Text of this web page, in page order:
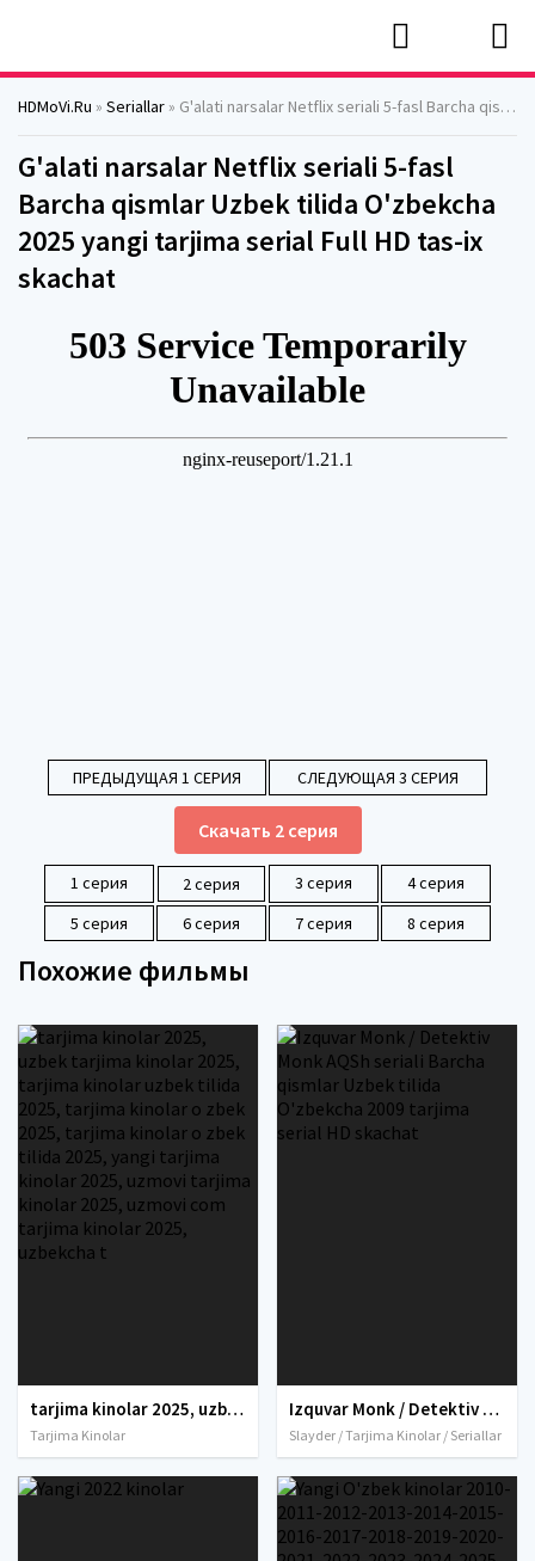
HDMoVi.Ru » Seriallar » G'alati narsalar Netflix seriali 5-fasl Barcha qismlar Uzbek tilida O'zbekcha 2025 yangi tarjima serial Full HD tas-ix skachat
G'alati narsalar Netflix seriali 5-fasl
Barcha qismlar Uzbek tilida O'zbekcha
2025 yangi tarjima serial Full HD tas-ix
skachat
ПРЕДЫДУЩАЯ 1 СЕРИЯ СЛЕДУЮЩАЯ 3 СЕРИЯ
Скачать 2 серия
1 серия 2 серия 3 серия
4 серия
5 серия
6 серия 7 серия 8 серия
Похожие фильмы
tarjima kinolar 2025, uzbek tarjima kinolar 2025, tarjima kinolar uzbek tilida 2025, tarjima kinolar o zbek 2025, tarjima kinolar o zbek tilida 2025, yangi tarjima kinolar 2025, uzmovi tarjima kinolar 2025, uzmovi com tarjima kinolar 2025, uzbekcha t
Tarjima Kinolar
Izquvar Monk / Detektiv Monk AQSh seriali Barcha qismlar Uzbek tilida O'zbekcha 2009 tarjima serial HD skachat
Slayder / Tarjima Kinolar / Seriallar